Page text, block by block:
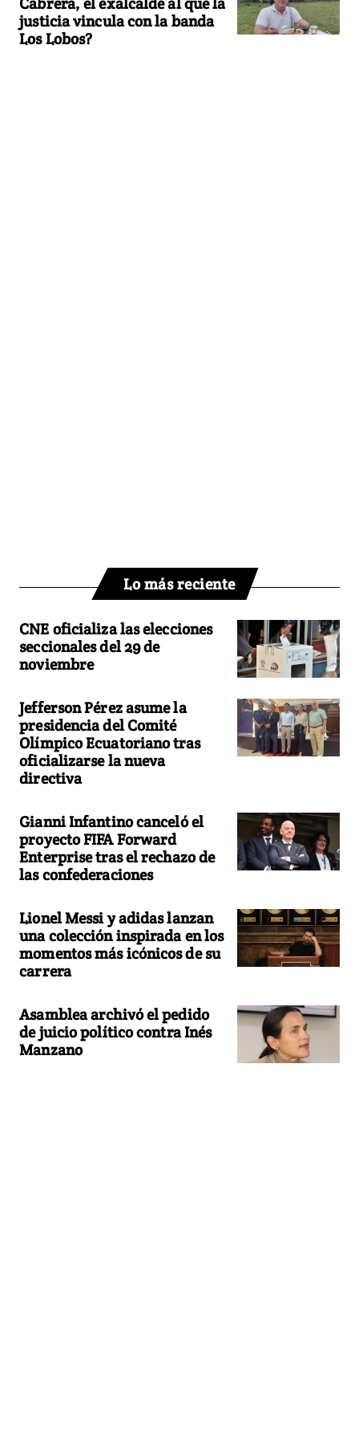
justicia vincula con la banda
Los Lobos?
Lo más reciente
CNE oficializa las elecciones
seccionales del 29 de
noviembre
Jefferson Pérez asume la
presidencia del Comité
Olímpico Ecuatoriano tras
oficializarse la nueva
directiva
Gianni Infantino canceló el
proyecto FIFA Forward
Enterprise tras el rechazo de
las confederaciones
Lionel Messi y adidas lanzan
una colección inspirada en los
momentos más icónicos de su
carrera
Asamblea archivó el pedido
de juicio político contra Inés
Manzano